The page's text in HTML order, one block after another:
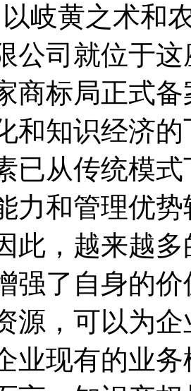
岐黄之术和
公司就位于
商标局正式
和知识经济
已从传统模
力和管理优
此，越来越
强了自身的
源，可以为
业现有的业